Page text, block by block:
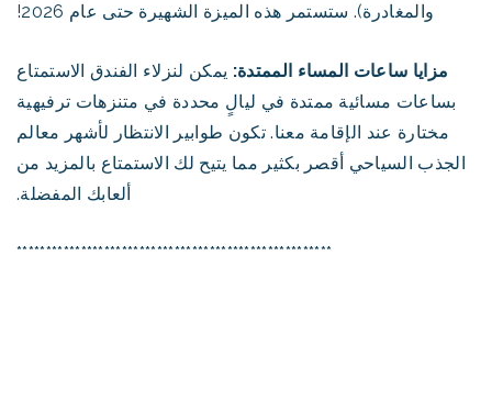
والمغادرة). ستستمر هذه الميزة الشهيرة حتى عام 2026!
مزايا ساعات المساء الممتدة: يمكن لنزلاء الفندق الاستمتاع
بساعات مسائية ممتدة في ليالٍ محددة في متنزهات ترفيهية
مختارة عند الإقامة معنا. تكون طوابير الانتظار لأشهر معالم
الجذب السياحي أقصر بكثير مما يتيح لك الاستمتاع بالمزيد من
ألعابك المفضلة.
******************************************************